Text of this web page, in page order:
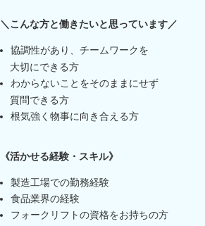
＼こんな方と働きたいと思っています／
協調性があり、チームワークを
大切にできる方
わからないことをそのままにせず
質問できる方
根気強く物事に向き合える方
《活かせる経験・スキル》
製造工場での勤務経験
食品業界の経験
フォークリフトの資格をお持ちの方